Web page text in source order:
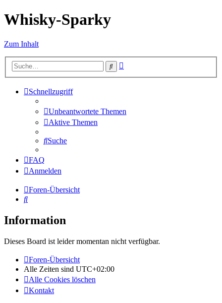
Whisky-Sparky
Zum Inhalt
Suche
Schnellzugriff
Unbeantwortete Themen
Aktive Themen
Suche
FAQ
Anmelden
Foren-Übersicht
Suche
Information
Dieses Board ist leider momentan nicht verfügbar.
Foren-Übersicht
Alle Zeiten sind UTC+02:00
Alle Cookies löschen
Kontakt